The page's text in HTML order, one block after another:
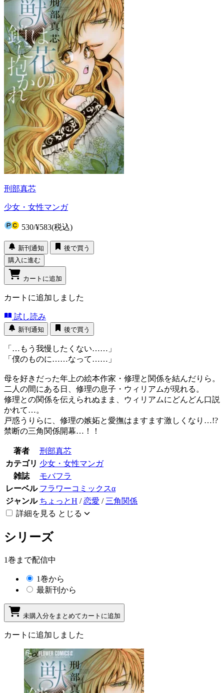
刑部真芯
少女・女性マンガ
530/¥583(税込)
新刊通知
後で買う
購入に進む
カートに追加
カートに追加しました
試し読み
新刊通知 後で買う
「…もう我慢したくない……」
「僕のものに……なって……」
母を好きだった年上の絵本作家・修理と関係を結んだりら。
二人の間にある日、修理の息子・ウィリアムが現れる。
修理との関係を伝えられぬまま、ウィリアムにどんどん口説
かれて…。
戸惑うりらに、修理の嫉妬と愛撫はますます激しくなり…!?
禁断の三角関係開幕…！！
著者
刑部真芯
カテゴリ 少女・女性マンガ
雑誌
モバフラ
レーベル フラワーコミックスα
ジャンル ちょっとH /恋愛 / 三角関係
詳細を見る とじる
シリーズ
1巻まで配信中
1巻から
最新刊から
未購入分をまとめてカートに追加
カートに追加しました